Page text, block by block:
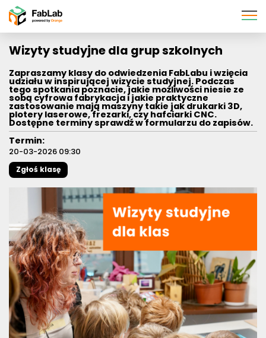
Pomiń
nawigację
Wizyty studyjne dla grup szkolnych
Zapraszamy klasy do odwiedzenia FabLabu i wzięcia
udziału w inspirującej wizycie studyjnej. Podczas
tego spotkania poznacie, jakie możliwości niesie ze
sobą cyfrowa fabrykacja i jakie praktyczne
zastosowanie mają maszyny takie jak drukarki 3D,
plotery laserowe, frezarki, czy hafciarki CNC.
Dostępne terminy sprawdź w formularzu do zapisów.
Termin:
20-03-2026 09:30
Zgłoś klasę